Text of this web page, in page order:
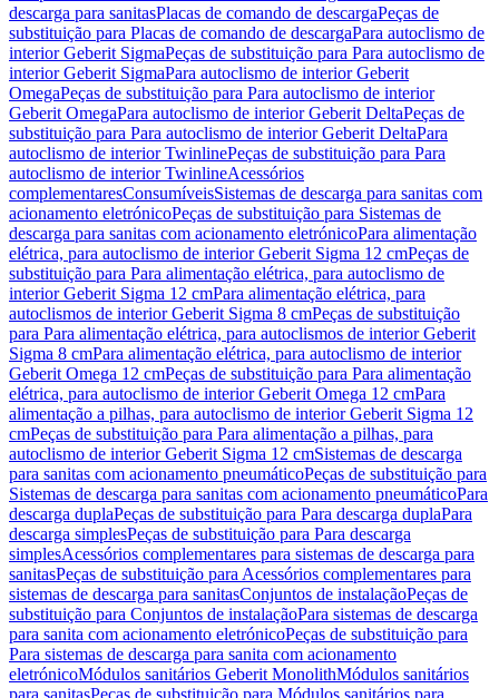
descarga para sanitasPlacas de comando de descargaPeças de
substituição para Placas de comando de descargaPara autoclismo de
interior Geberit SigmaPeças de substituição para Para autoclismo de
interior Geberit SigmaPara autoclismo de interior Geberit
OmegaPeças de substituição para Para autoclismo de interior
Geberit OmegaPara autoclismo de interior Geberit DeltaPeças de
substituição para Para autoclismo de interior Geberit DeltaPara
autoclismo de interior TwinlinePeças de substituição para Para
autoclismo de interior TwinlineAcessórios
complementaresConsumíveisSistemas de descarga para sanitas com
acionamento eletrónicoPeças de substituição para Sistemas de
descarga para sanitas com acionamento eletrónicoPara alimentação
elétrica, para autoclismo de interior Geberit Sigma 12 cmPeças de
substituição para Para alimentação elétrica, para autoclismo de
interior Geberit Sigma 12 cmPara alimentação elétrica, para
autoclismos de interior Geberit Sigma 8 cmPeças de substituição
para Para alimentação elétrica, para autoclismos de interior Geberit
Sigma 8 cmPara alimentação elétrica, para autoclismo de interior
Geberit Omega 12 cmPeças de substituição para Para alimentação
elétrica, para autoclismo de interior Geberit Omega 12 cmPara
alimentação a pilhas, para autoclismo de interior Geberit Sigma 12
cmPeças de substituição para Para alimentação a pilhas, para
autoclismo de interior Geberit Sigma 12 cmSistemas de descarga
para sanitas com acionamento pneumáticoPeças de substituição para
Sistemas de descarga para sanitas com acionamento pneumáticoPara
descarga duplaPeças de substituição para Para descarga duplaPara
descarga simplesPeças de substituição para Para descarga
simplesAcessórios complementares para sistemas de descarga para
sanitasPeças de substituição para Acessórios complementares para
sistemas de descarga para sanitasConjuntos de instalaçãoPeças de
substituição para Conjuntos de instalaçãoPara sistemas de descarga
para sanita com acionamento eletrónicoPeças de substituição para
Para sistemas de descarga para sanita com acionamento
eletrónicoMódulos sanitários Geberit MonolithMódulos sanitários
para sanitasPeças de substituição para Módulos sanitários para